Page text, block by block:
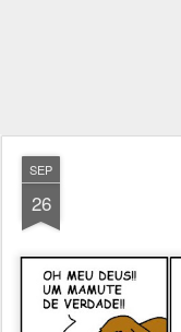
SEP
26